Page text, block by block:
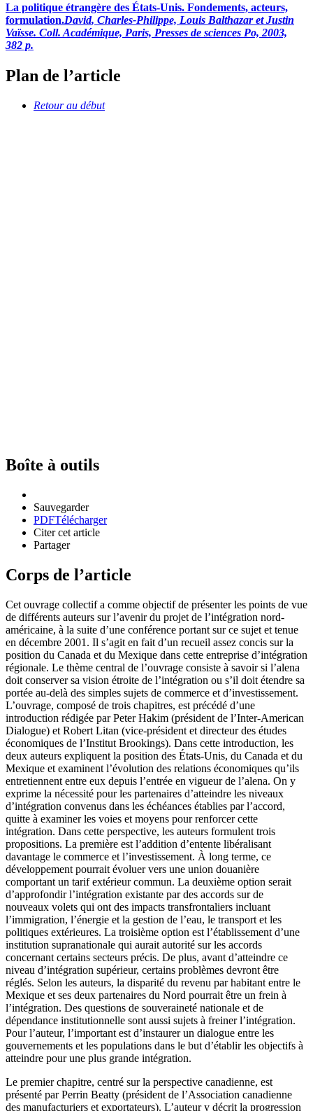
La politique étrangère des États-Unis. Fondements, acteurs,
formulation.David, Charles-Philippe, Louis Balthazaret Justin
Vaïsse. Coll. Académique, Paris, Presses de sciences Po, 2003,
382 p.
Plan de l’article
Retour au début
Boîte à outils
Sauvegarder
PDFTélécharger
Citer cet article
Partager
Corps de l’article
Cet ouvrage collectif a comme objectif de présenter les points de vue
de différents auteurs sur l’avenir du projet de l’intégration nord-
américaine, à la suite d’une conférence portant sur ce sujet et tenue
en décembre 2001. Il s’agit en fait d’un recueil assez concis sur la
position du Canada et du Mexique dans cette entreprise d’intégration
régionale. Le thème central de l’ouvrage consiste à savoir si l’alena
doit conserver sa vision étroite de l’intégration ou s’il doit étendre sa
portée au-delà des simples sujets de commerce et d’investissement.
L’ouvrage, composé de trois chapitres, est précédé d’une
introduction rédigée par Peter Hakim (président de l’Inter-American
Dialogue) et Robert Litan (vice-président et directeur des études
économiques de l’Institut Brookings). Dans cette introduction, les
deux auteurs expliquent la position des États-Unis, du Canada et du
Mexique et examinent l’évolution des relations économiques qu’ils
entretiennent entre eux depuis l’entrée en vigueur de l’alena. On y
exprime la nécessité pour les partenaires d’atteindre les niveaux
d’intégration convenus dans les échéances établies par l’accord,
quitte à examiner les voies et moyens pour renforcer cette
intégration. Dans cette perspective, les auteurs formulent trois
propositions. La première est l’addition d’entente libéralisant
davantage le commerce et l’investissement. À long terme, ce
développement pourrait évoluer vers une union douanière
comportant un tarif extérieur commun. La deuxième option serait
d’approfondir l’intégration existante par des accords sur de
nouveaux volets qui ont des impacts transfrontaliers incluant
l’immigration, l’énergie et la gestion de l’eau, le transport et les
politiques extérieures. La troisième option est l’établissement d’une
institution supranationale qui aurait autorité sur les accords
concernant certains secteurs précis. De plus, avant d’atteindre ce
niveau d’intégration supérieur, certains problèmes devront être
réglés. Selon les auteurs, la disparité du revenu par habitant entre le
Mexique et ses deux partenaires du Nord pourrait être un frein à
l’intégration. Des questions de souveraineté nationale et de
dépendance institutionnelle sont aussi sujets à freiner l’intégration.
Pour l’auteur, l’important est d’instaurer un dialogue entre les
gouvernements et les populations dans le but d’établir les objectifs à
atteindre pour une plus grande intégration.
Le premier chapitre, centré sur la perspective canadienne, est
présenté par Perrin Beatty (président de l’Association canadienne
des manufacturiers et exportateurs). L’auteur y décrit la progression